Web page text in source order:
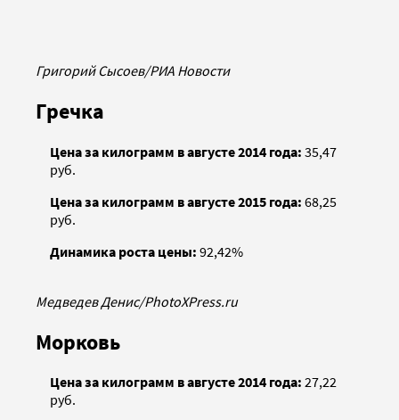
Григорий Сысоев/РИА Новости
Гречка
Цена за килограмм в августе 2014 года: 35,47
руб.
Цена за килограмм в августе 2015 года: 68,25
руб.
Динамика роста цены: 92,42%
Медведев Денис/PhotoXPress.ru
Морковь
Цена за килограмм в августе 2014 года: 27,22
руб.